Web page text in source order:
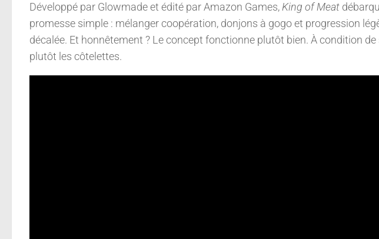
Développé par Glowmade et édité par Amazon Games, King of Meat
promesse simple : mélanger coopération, donjons à gogo et progression
décalée. Et honnêtement ? Le concept fonctionne plutôt bien. À condition
plutôt les côtelettes.